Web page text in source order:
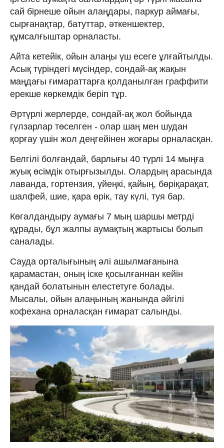
сай бірнеше ойын алаңдары, паркур аймағы,
сырғанақтар, батуттар, әткеншектер,
құмсалғыштар орналасты.
Айта кетейік, ойын алаңы үш есеге ұлғайтылды.
Асық түріндегі мүсіндер, сондай-ақ жақын
маңдағы ғимараттарға қолданылған граффити
ерекше көркемдік беріп тұр.
Әртүрлі жерлерде, сондай-ақ жол бойында
гүлзарлар төселген - олар шаң мен шудан
қорғау үшін жол деңгейінен жоғары орналасқан.
Белгілі болғандай, барлығы 40 түрлі 14 мыңға
жуық өсімдік отырғызылды. Олардың арасында
лаванда, гортензия, үйеңкі, қайың, бөріқарақат,
шалфей, шие, қара өрік, тау күлі, туя бар.
Көгалдандыру аумағы 7 мың шаршы метрді
құрады, бұл жалпы аумақтың жартысы болып
саналады.
Сауда орталығының әлі ашылмағанына
қарамастан, оның іске қосылғаннан кейін
қандай болатынын елестетуге болады.
Мысалы, ойын алаңының жанында әйгілі
кофехана орналасқан ғимарат салынды.